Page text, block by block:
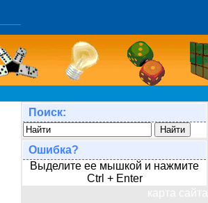
Поиск:
Ошибка?
Выделите ее мышкой и нажмите
Ctrl + Enter